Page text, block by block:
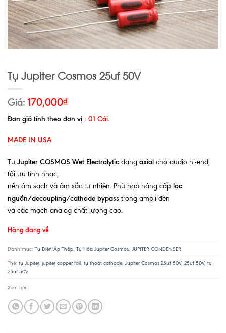
Tụ Jupiter Cosmos 25uf 50V
Giá: 170,000₫
Đơn giá tính theo đơn vị : 01 Cái.
MADE IN USA
Tụ Jupiter COSMOS Wet Electrolytic dạng axial cho audio hi-end,
tối ưu tính nhạc,
nền âm sạch và âm sắc tự nhiên. Phù hợp nâng cấp lọc
nguồn/decoupling/cathode bypass trong ampli đèn
và các mạch analog chất lượng cao.
Hàng đang về
Danh mục: Tụ Điện Áp Thấp, Tụ Hóa Jupiter Cosmos, JUPITER CONDENSER
Thẻ: tụ Jupiter, jupiter copper foil, tụ thoát cathode, Jupiter Cosmos 25uf 50V, 25uf 50V, tụ
25uf 50V
Xem trên: